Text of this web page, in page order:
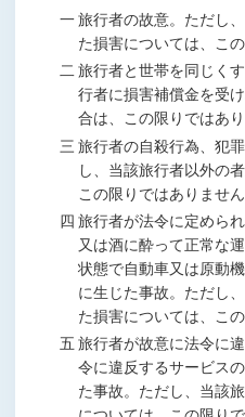
一 旅行者の故意。ただし
た損害については、こ
二 旅行者と世帯を同じく
行者に損害補償金を受
合は、この限りではあり
三 旅行者の自殺行為、犯
し、当該旅行者以外の
この限りではありません
四 旅行者が法令に定めら
又は酒に酔って正常な
状態で自動車又は原動
に生じた事故。ただし
た損害については、こ
五 旅行者が故意に法令に
令に違反するサービス
た事故。ただし、当該